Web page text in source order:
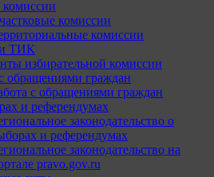
комиссии
комиссии
ТИК
избирательной комиссии
обращениями граждан
с обращениями граждан
и референдумах
законодательство о
и референдумах
законодательство на
pravo.gov.ru